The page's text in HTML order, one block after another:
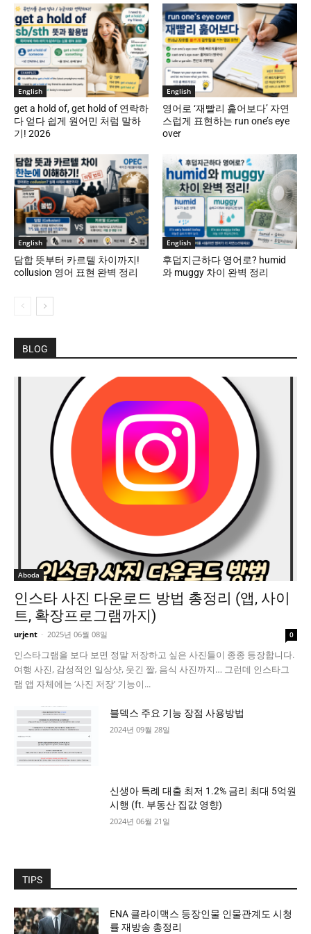
English
get a hold of, get hold of 연락하
다 얻다 쉽게 원어민 처럼 말하
기! 2026
English
영어로 ‘재빨리 훑어보다’ 자연
스럽게 표현하는 run one’s eye
over
English
담합 뜻부터 카르텔 차이까지!
collusion 영어 표현 완벽 정리
English
후덥지근하다 영어로? humid
와 muggy 차이 완벽 정리
BLOG
Aboda
인스타 사진 다운로드 방법 총정리 (앱, 사이
트, 확장프로그램까지)
urjent - 2025년 06월 08일 0
인스타그램을 보다 보면 정말 저장하고 싶은 사진들이 종종 등장합니다.
여행 사진, 감성적인 일상샷, 웃긴 짤, 음식 사진까지… 그런데 인스타그
램 앱 자체에는 ‘사진 저장’ 기능이...
블덱스 주요 기능 장점 사용방법
2024년 09월 28일
신생아 특례 대출 최저 1.2% 금리 최대 5억원
시행 (ft. 부동산 집값 영향)
2024년 06월 21일
TIPS
ENA 클라이맥스 등장인물 인물관계도 시청
률 재방송 총정리